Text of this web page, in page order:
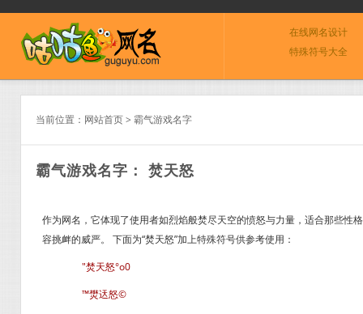
在线网名设计
特殊符号大全
当前位置： 网站首页> 霸气游戏名字
霸气游戏名字： 焚天怒
作为网名，它体现了使用者如烈焰般焚尽天空的愤怒与力量，适合那些性
容挑衅的威严。 下面为“焚天怒”加上特殊符号供参考使用：
″焚天怒°o0
™燓迗怒©